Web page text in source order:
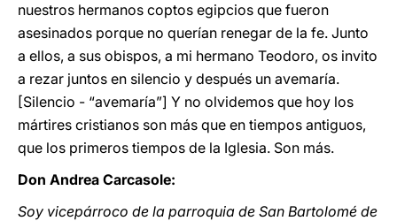
nuestros hermanos coptos egipcios que fueron
asesinados porque no querían renegar de la fe. Junto
a ellos, a sus obispos, a mi hermano Teodoro, os invito
a rezar juntos en silencio y después un avemaría.
[Silencio - “avemaría”] Y no olvidemos que hoy los
mártires cristianos son más que en tiempos antiguos,
que los primeros tiempos de la Iglesia. Son más.
Don Andrea Carcasole:
Soy vicepárroco de la parroquia de San Bartolomé de